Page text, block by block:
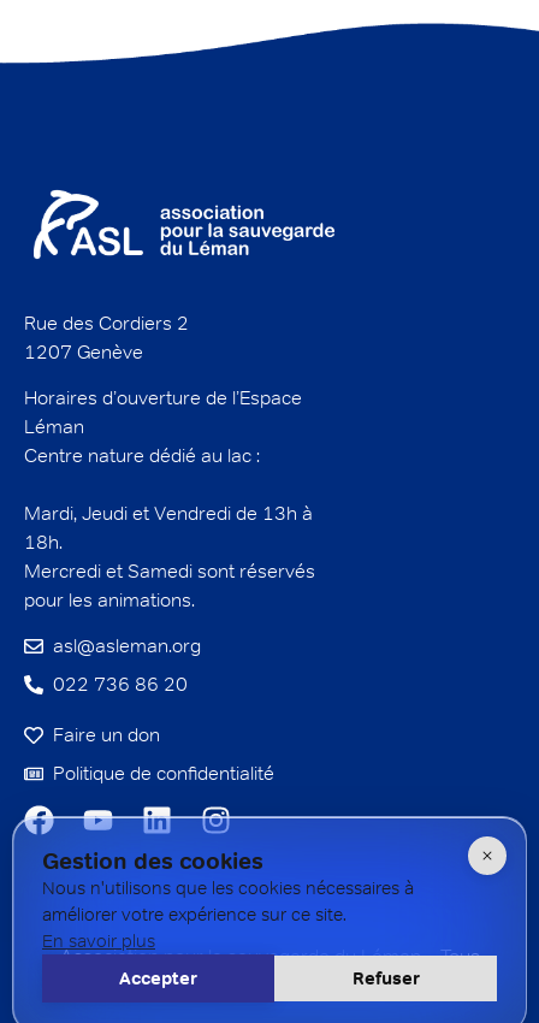
Rue des Cordiers 2
1207 Genève
Horaires d’ouverture de l’Espace
Léman
Centre nature dédié au lac :
Mardi, Jeudi et Vendredi de 13h à
18h.
Mercredi et Samedi sont réservés
pour les animations.
asl@asleman.org
022 736 86 20
Faire un don
Politique de confidentialité
Association pour la sauvegarde du Léman – Tous
droits réservés – 2026 Réalisé parRogue
Gestion des cookies
Nous n'utilisons que les cookies nécessaires à
améliorer votre expérience sur ce site.
En savoir plus
Accepter Refuser